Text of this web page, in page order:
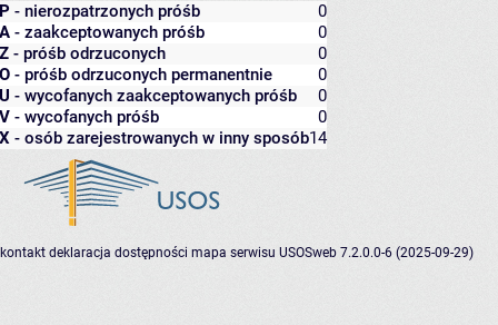
P - nierozpatrzonych próśb
0
A - zaakceptowanych próśb
0
Z - próśb odrzuconych
0
O - próśb odrzuconych permanentnie
0
U - wycofanych zaakceptowanych próśb
0
V - wycofanych próśb
0
X - osób zarejestrowanych w inny sposób14
kontakt deklaracja dostępności mapa serwisu USOSweb 7.2.0.0-6 (2025-09-29)